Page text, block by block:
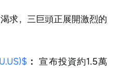
求，三巨頭正展開激烈的
：宣布投資約1.5萬